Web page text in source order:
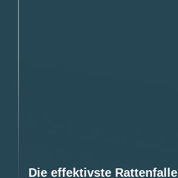
Die effektivste Rattenfalle